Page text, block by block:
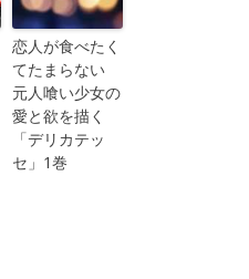
恋人が食べたく
てたまらない
元人喰い少女の
愛と欲を描く
「デリカテッ
セ」1巻